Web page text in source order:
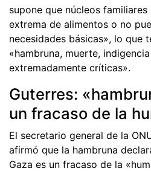
supone que núcleos familiares
extrema de alimentos o no
necesidades básicas», lo que
«hambruna, muerte,
extremadamente críticas».
Guterres:
un fracaso de la
El secretario general de la
afirmó que la hambruna
Gaza es un fracaso de la